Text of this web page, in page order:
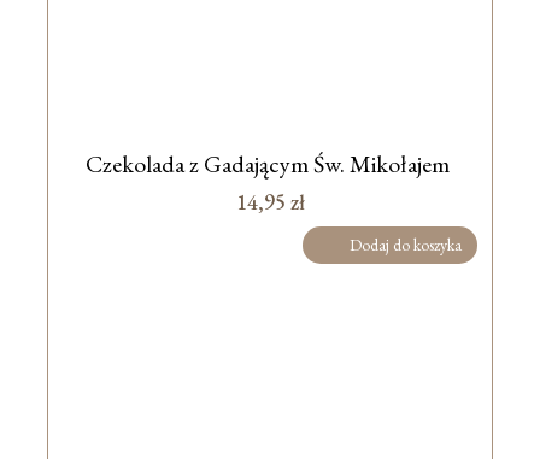
Czekolada z Gadającym Św. Mikołajem
14,95 zł
Dodaj do koszyka